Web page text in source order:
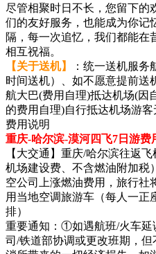
尽管相聚时日不长，您留下的
们的友好服务，也能成为你记
隔，每一次追忆，我们都能在
相互祝福。
【关于送机】
：统一送机服务
时间送机）、如不愿意提前送
航大巴(费用自理)抵达机场(因
的费用自理)自行抵达机场游
费用说明
重庆-哈尔滨-漠河四飞7日游费
【大交通】重庆/哈尔滨往返
机场建设费、不含燃油附加税
空公司上涨燃油费用，旅行社
用当地空调旅游车（每人一正
排）
重要通知：①如遇航班/火车延
司/铁道部协调或更改班期，